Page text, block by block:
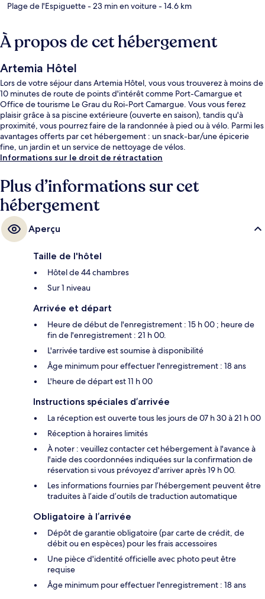
Plage de l'Espiguette- 23 min en voiture- 14.6 km
À propos de cet hébergement
Artemia Hôtel
Lors de votre séjour dans Artemia Hôtel, vous vous trouverez à moins de
10 minutes de route de points d'intérêt comme Port-Camargue et
Office de tourisme Le Grau du Roi-Port Camargue. Vous vous ferez
plaisir grâce à sa piscine extérieure (ouverte en saison), tandis qu'à
proximité, vous pourrez faire de la randonnée à pied ou à vélo. Parmi les
avantages offerts par cet hébergement : un snack-bar/une épicerie
fine, un jardin et un service de nettoyage de vélos.
Informations sur le droit de rétractation
Plus d’informations sur cet
hébergement
Aperçu
Taille de l'hôtel
Hôtel de 44 chambres
Sur 1 niveau
Arrivée et départ
Heure de début de l'enregistrement : 15 h 00 ; heure de
fin de l'enregistrement : 21 h 00.
L'arrivée tardive est soumise à disponibilité
Âge minimum pour effectuer l'enregistrement : 18 ans
L'heure de départ est 11 h 00
Instructions spéciales d’arrivée
La réception est ouverte tous les jours de 07 h 30 à 21 h 00
Réception à horaires limités
À noter : veuillez contacter cet hébergement à l'avance à
l'aide des coordonnées indiquées sur la confirmation de
réservation si vous prévoyez d'arriver après 19 h 00.
Les informations fournies par l’hébergement peuvent être
traduites à l’aide d’outils de traduction automatique
Obligatoire à l’arrivée
Dépôt de garantie obligatoire (par carte de crédit, de
débit ou en espèces) pour les frais accessoires
Une pièce d'identité officielle avec photo peut être
requise
Âge minimum pour effectuer l'enregistrement : 18 ans